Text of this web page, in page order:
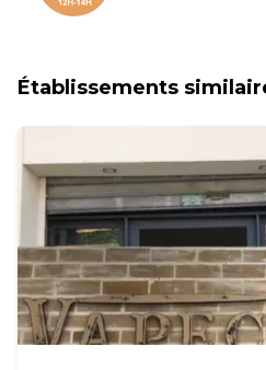
Établissements